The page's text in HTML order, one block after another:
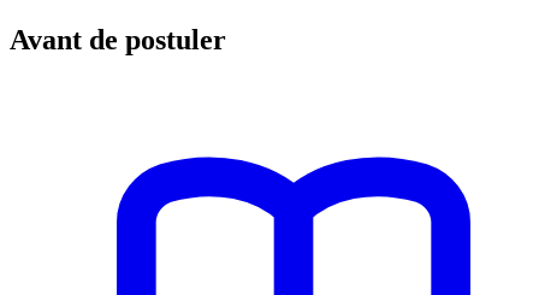
Avant de postuler